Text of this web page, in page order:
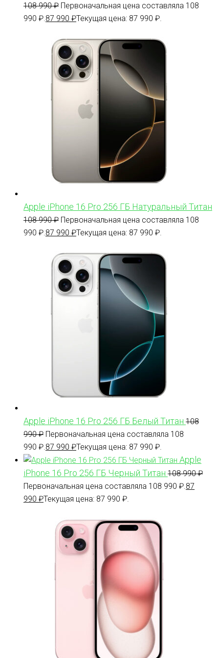
108 990₽ Первоначальная цена составляла 108
990 ₽. 87 990 ₽Текущая цена: 87 990 ₽.
Apple iPhone 16 Pro 256 ГБ Натуральный Титан
108 990₽ Первоначальная цена составляла 108
990 ₽. 87 990 ₽Текущая цена: 87 990 ₽.
Apple iPhone 16 Pro 256 ГБ Белый Титан 108
990₽ Первоначальная цена составляла 108
990 ₽. 87 990 ₽Текущая цена: 87 990 ₽.
Apple
iPhone 16 Pro 256 ГБ Черный Титан 108 990₽
Первоначальная цена составляла 108 990 ₽. 87
990 ₽Текущая цена: 87 990 ₽.